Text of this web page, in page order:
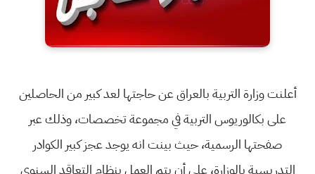
أعلنت وزارة التربية بالعراق عن حاجتها لعد كبير من الحاصلين
على بكالوريوس التربية في مجموعة تخصصات، وذلك عبر
صفحتها الرسمية، حيث بينت انه يوجد عجز كبير الكوادر
التدريسية بالوزارة، على أن يتم العمل بنظام التعاقد السنوي